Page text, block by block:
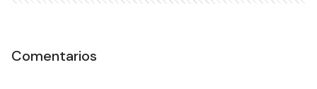
Comentarios